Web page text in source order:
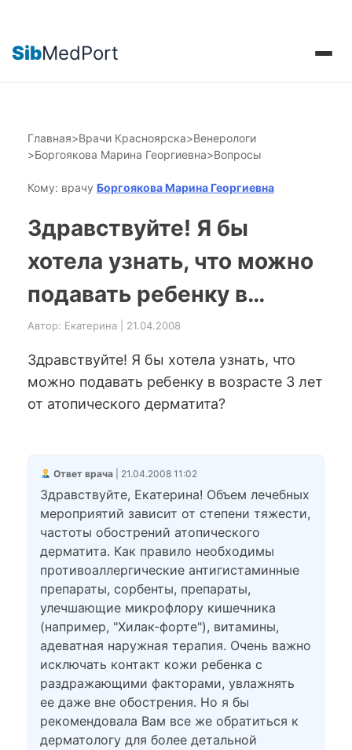
SibMedPort
Главная>Врачи Красноярска>Венерологи
>Боргоякова Марина Георгиевна>Вопросы
Кому: врачу Боргоякова Марина Георгиевна
Здравствуйте! Я бы
хотела узнать, что можно
подавать ребенку в…
Автор: Екатерина | 21.04.2008
Здравствуйте! Я бы хотела узнать, что
можно подавать ребенку в возрасте 3 лет
от атопического дерматита?
Ответ врача| 21.04.2008 11:02
Здравствуйте, Екатерина! Объем лечебных
мероприятий зависит от степени тяжести,
частоты обострений атопического
дерматита. Как правило необходимы
противоаллергические антигистаминные
препараты, сорбенты, препараты,
улечшающие микрофлору кишечника
(например, "Хилак-форте"), витамины,
адеватная наружная терапия. Очень важно
исключать контакт кожи ребенка с
раздражающими факторами, увлажнять
ее даже вне обострения. Но я бы
рекомендовала Вам все же обратиться к
дерматологу для более детальной